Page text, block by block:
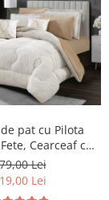
pat cu Pilota
Cearceaf cu
Piese, Blana de
si Catifea,
Bej
Lei
Lei